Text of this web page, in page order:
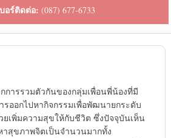
อร์ติดต่อ: (087) 677-6733
การรวมตัวกันของกลุ่มเพื่อนพี่น้องที่มี
รออกไปหากิจกรรมเพื่อพัฒนายกระดับ
ยเพิ่มความสุขให้กับชีวิต ซึ่งปัจจุบันเห็น
สุขภาพจิตเป็นจำนวนมากทั้ง